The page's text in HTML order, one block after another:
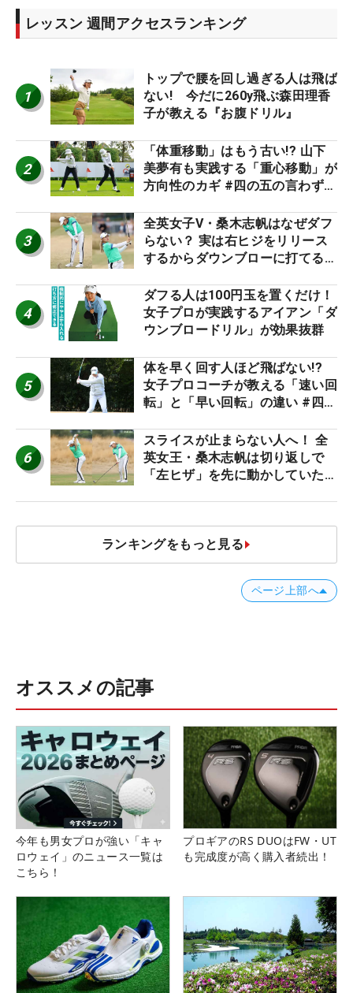
レッスン 週間アクセスランキング
1
トップで腰を回し過ぎる人は飛ば
ない! 今だに260y飛ぶ森田理香
子が教える『お腹ドリル』
2
「体重移動」はもう古い!? 山下
美夢有も実践する「重心移動」が
方向性のカギ #四の五の言わず振
3
全英女子V・桑木志帆はなぜダフ
らない？ 実は右ヒジをリリース
するからダウンブローに打てる #
4
ダフる人は100円玉を置くだけ！
女子プロが実践するアイアン「ダ
ウンブロードリル」が効果抜群
5
体を早く回す人ほど飛ばない!?
女子プロコーチが教える「速い回
転」と「早い回転」の違い #四の
6
スライスが止まらない人へ！ 全
英女王・桑木志帆は切り返しで
「左ヒザ」を先に動かしていた
ランキングをもっと見る
ページ上部へ
オススメの記事
今年も男女プロが強い「キャ
ロウェイ」のニュース一覧は
こちら！
プロギアのRS DUOはFW・UT
も完成度が高く購入者続出！